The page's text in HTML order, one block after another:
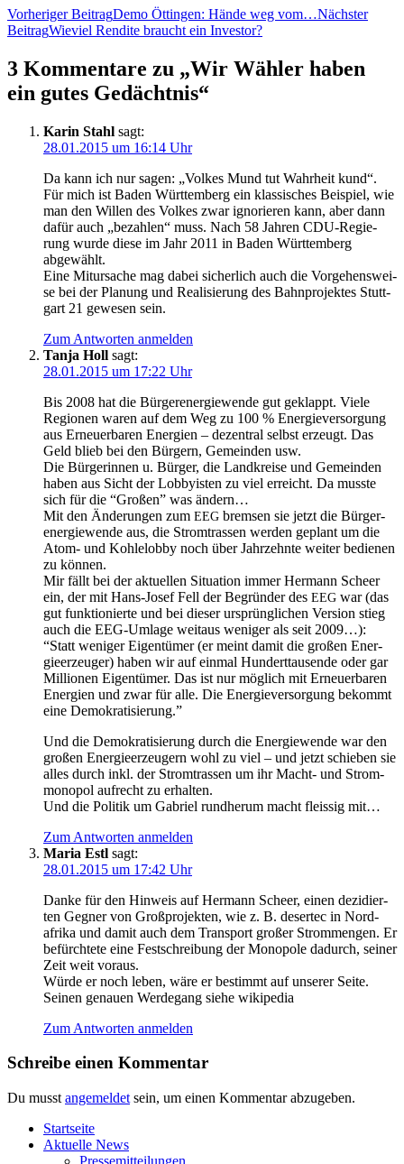
Beitragsnavigation
Vorheriger BeitragDemo Öttin­gen: Hän­de weg vom…Nächster
BeitragWie­viel Ren­di­te braucht ein Investor?
3 Kommentare zu „Wir Wäh­ler haben
ein gutes Gedächtnis“
Karin Stahl sagt:
28.01.2015 um 16:14 Uhr
Da kann ich nur sagen: „Vol­kes Mund tut Wahr­heit kund“.
Für mich ist Baden Würt­tem­berg ein klas­si­sches Bei­spiel, wie
man den Wil­len des Vol­kes zwar igno­rie­ren kann, aber dann
dafür auch „bezah­len“ muss. Nach 58 Jah­ren CDU-Regie­
rung wur­de die­se im Jahr 2011 in Baden Würt­tem­berg
abgewählt.
Eine Mit­ur­sa­che mag dabei sicher­lich auch die Vor­ge­hens­wei­
se bei der Pla­nung und Rea­li­sie­rung des Bahn­pro­jek­tes Stutt­
gart 21 gewe­sen sein.
Zum Antworten anmelden
Tanja Holl sagt:
28.01.2015 um 17:22 Uhr
Bis 2008 hat die Bür­ger­en­er­gie­wen­de gut geklappt. Vie­le
Regio­nen waren auf dem Weg zu 100 % Ener­gie­ver­sor­gung
aus Erneu­er­ba­ren Ener­gien – dezen­tral selbst erzeugt. Das
Geld blieb bei den Bür­gern, Gemein­den usw.
Die Bür­ge­rin­nen u. Bür­ger, die Land­krei­se und Gemein­den
haben aus Sicht der Lob­by­is­ten zu viel erreicht. Da muss­te
sich für die “Gro­ßen” was ändern…
Mit den Ände­run­gen zum EEG brem­sen sie jetzt die Bür­ger­
en­er­gie­wen­de aus, die Strom­tras­sen wer­den geplant um die
Atom- und Koh­le­lob­by noch über Jahr­zehn­te wei­ter bedie­nen
zu können.
Mir fällt bei der aktu­el­len Situa­ti­on immer Her­mann Scheer
ein, der mit Hans-Josef Fell der Begrün­der des EEG war (das
gut funk­tio­nier­te und bei die­ser ursprüng­li­chen Ver­si­on stieg
auch die EEG-Umla­ge weit­aus weni­ger als seit 2009…):
“Statt weni­ger Eigen­tü­mer (er meint damit die gro­ßen Ener­
gie­er­zeu­ger) haben wir auf ein­mal Hun­dert­tau­sen­de oder gar
Mil­lio­nen Eigen­tü­mer. Das ist nur mög­lich mit Erneu­er­ba­ren
Ener­gien und zwar für alle. Die Ener­gie­ver­sor­gung bekommt
eine Demokratisierung.”
Und die Demo­kra­ti­sie­rung durch die Ener­gie­wen­de war den
gro­ßen Ener­gie­er­zeu­gern wohl zu viel – und jetzt schie­ben sie
alles durch inkl. der Strom­tras­sen um ihr Macht- und Strom­
mo­no­pol auf­recht zu erhalten.
Und die Poli­tik um Gabri­el rund­her­um macht fleis­sig mit…
Zum Antworten anmelden
Maria Estl sagt:
28.01.2015 um 17:42 Uhr
Dan­ke für den Hin­weis auf Her­mann Scheer, einen dezi­dier­
ten Geg­ner von Groß­pro­jek­ten, wie z. B. deser­tec in Nord­
afri­ka und damit auch dem Trans­port gro­ßer Strom­men­gen. Er
befürch­te­te eine Fest­schrei­bung der Mono­po­le dadurch, sei­ner
Zeit weit voraus.
Wür­de er noch leben, wäre er bestimmt auf unse­rer Seite.
Sei­nen genau­en Wer­de­gang sie­he wikipedia
Zum Antworten anmelden
Schreibe einen Kommentar
Du musst angemeldet sein, um einen Kommentar abzugeben.
Start­sei­te
Aktu­el­le News
Pres­se­mit­tei­lun­gen